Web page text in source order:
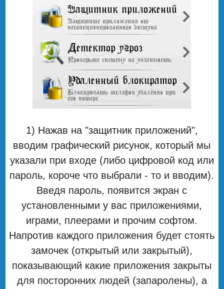
1) Нажав на "защитник приложений",
вводим графический рисунок, который мы
указали при входе (либо цифровой код или
пароль, короче что выбрали - то и вводим).
Введя пароль, появится экран с
установленными у вас приложениями,
играми, плеерами и прочим софтом.
Напротив каждого приложения будет стоять
замочек (открытый или закрытый),
показывающий какие приложения закрыты
для посторонних людей (запаролены), а